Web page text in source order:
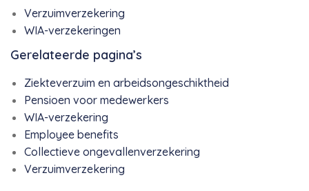
Verzuimverzekering
WIA-verzekeringen
Gerelateerde pagina’s
Ziekteverzuim en arbeidsongeschiktheid
Pensioen voor medewerkers
WIA-verzekering
Employee benefits
Collectieve ongevallenverzekering
Verzuimverzekering